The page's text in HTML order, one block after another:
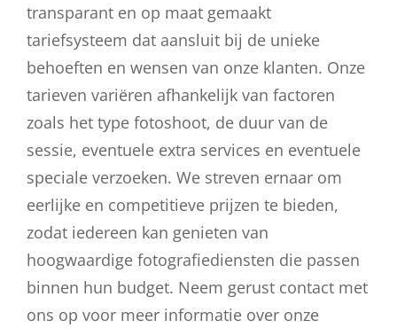
transparant en op maat gemaakt
tariefsysteem dat aansluit bij de unieke
behoeften en wensen van onze klanten. Onze
tarieven variëren afhankelijk van factoren
zoals het type fotoshoot, de duur van de
sessie, eventuele extra services en eventuele
speciale verzoeken. We streven ernaar om
eerlijke en competitieve prijzen te bieden,
zodat iedereen kan genieten van
hoogwaardige fotografiediensten die passen
binnen hun budget. Neem gerust contact met
ons op voor meer informatie over onze